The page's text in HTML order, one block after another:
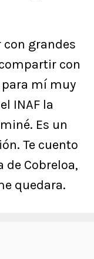
grandes
con
para mí muy
INAF la
Es un
Te cuento
Cobreloa,
quedara.